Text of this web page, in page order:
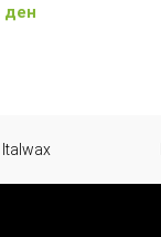
ден
Italwax